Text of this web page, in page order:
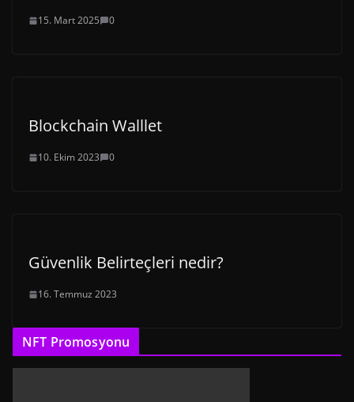
15. Mart 2025 0
Blockchain Walllet
10. Ekim 2023 0
Güvenlik Belirteçleri nedir?
16. Temmuz 2023
NFT Promosyonu